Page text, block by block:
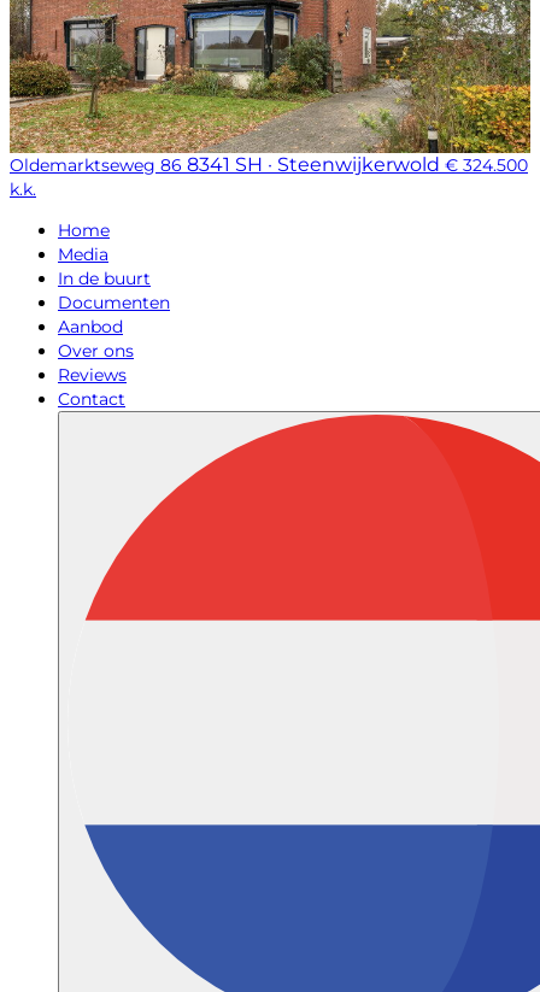
Oldemarktseweg 86 8341 SH · Steenwijkerwold € 324.500
k.k.
Home
Media
In de buurt
Documenten
Aanbod
Over ons
Reviews
Contact